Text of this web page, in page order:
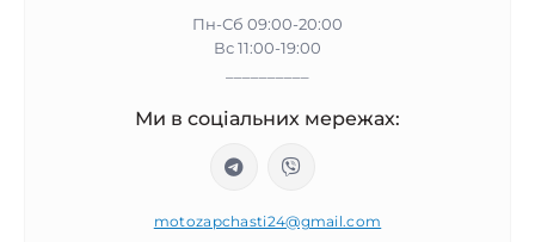
Пн-Сб 09:00-20:00
Вс 11:00-19:00
Ми в соціальних мережах:
motozapchasti24@gmail.com